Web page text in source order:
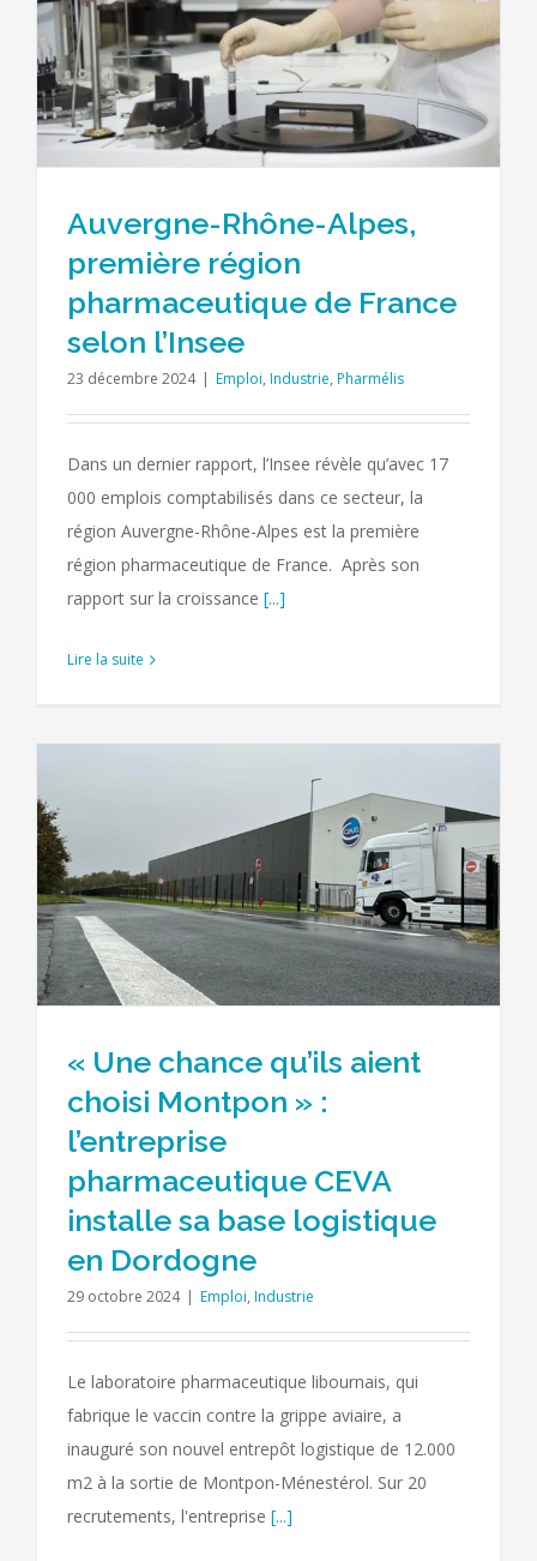
Auvergne-Rhône-Alpes,
première région
pharmaceutique de France
selon l’Insee
23 décembre 2024 | Emploi, Industrie, Pharmélis
Dans un dernier rapport, l’Insee révèle qu’avec 17
000 emplois comptabilisés dans ce secteur, la
région Auvergne-Rhône-Alpes est la première
région pharmaceutique de France. Après son
rapport sur la croissance [...]
Lire la suite
« Une chance qu’ils aient
choisi Montpon » :
l’entreprise
pharmaceutique CEVA
installe sa base logistique
en Dordogne
29 octobre 2024 | Emploi, Industrie
Le laboratoire pharmaceutique libournais, qui
fabrique le vaccin contre la grippe aviaire, a
inauguré son nouvel entrepôt logistique de 12.000
m2 à la sortie de Montpon-Ménestérol. Sur 20
recrutements, l'entreprise [...]